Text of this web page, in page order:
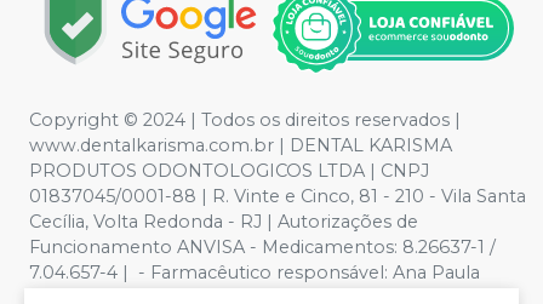
Copyright © 2024 | Todos os direitos reservados |
www.dentalkarisma.com.br | DENTAL KARISMA
PRODUTOS ODONTOLOGICOS LTDA | CNPJ
01837045/0001-88 | R. Vinte e Cinco, 81 - 210 - Vila Santa
Cecília, Volta Redonda - RJ | Autorizações de
Funcionamento ANVISA - Medicamentos: 8.26637-1 /
7.04.657-4 | - Farmacêutico responsável: Ana Paula